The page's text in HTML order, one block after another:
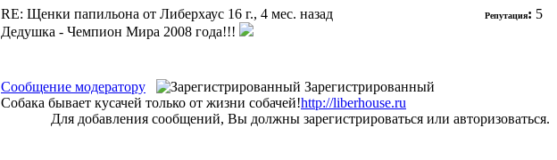
RE: Щенки папильона от Либерхаус 16 г., 4 мес. назад Репутация: 5
Дедушка - Чемпион Мира 2008 года!!!
Сообщение модератору
Зарегистрированный
Собака бывает кусачей только от жизни собачей!http://liberhouse.ru
Для добавления сообщений, Вы должны зарегистрироваться или авторизоваться.